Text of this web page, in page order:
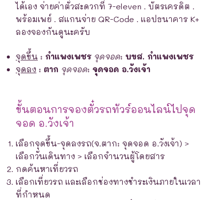
ได้เอง จ่ายค่าตั๋วสะดวกที่ 7-eleven . บัตรเครดิต .
พร้อมเพย์ . สแกนจ่าย QR-Code . แอปธนาคาร K+
ลองจองกันดูนะครับ
จุดขึ้น : กำแพงเพชร จุดจอด: บขส. กำแพงเพชร
จุดลง : ตาก จุดจอด: จุดจอด อ.วังเจ้า
ขั้นตอนการจองตั๋วรถทัวร์ออนไลน์ไปจุด
จอด อ.วังเจ้า
เลือกจุดขึ้น-จุดลงรถ(จ.ตาก: จุดจอด อ.วังเจ้า) >
เลือกวันเดินทาง > เลือกจำนวนผู้โดยสาร
กดค้นหาเที่ยวรถ
เลือกเที่ยวรถ และเลือกช่องทางชำระเงินภายในเวลา
ที่กำหนด